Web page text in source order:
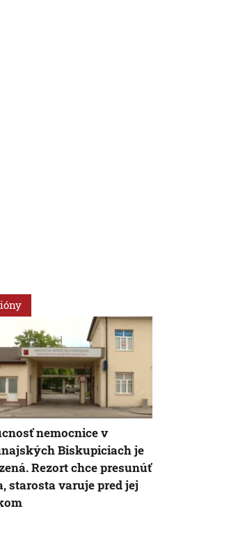
nemocnice v
Biskupiciach je
Rezort chce presunúť
starosta varuje pred jej